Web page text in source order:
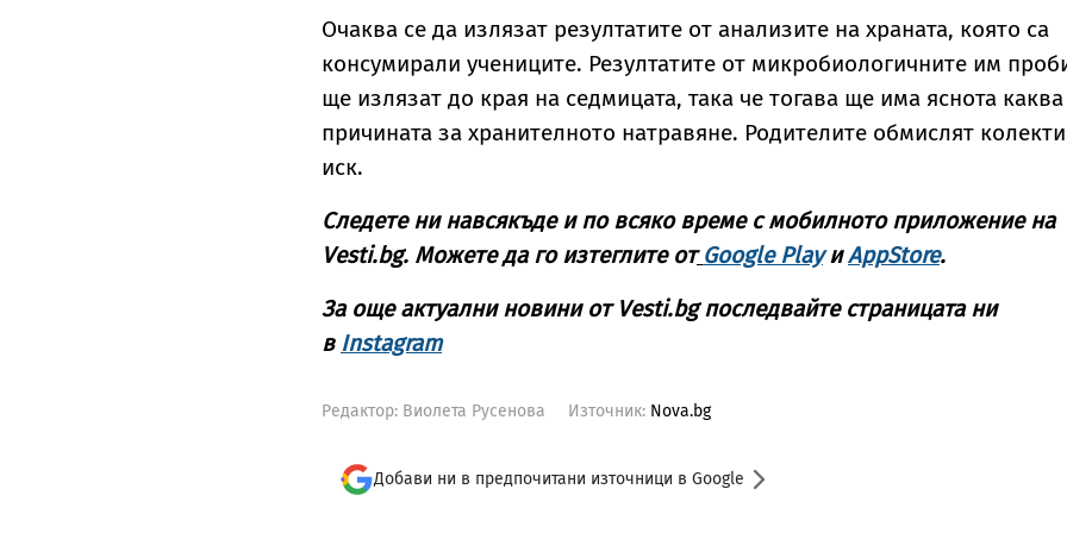
Очаква се да излязат резултатите от анализите на храната, която са
консумирали учениците. Резултатите от микробиологичните им
ще излязат до края на седмицата, така че тогава ще има яснота
причината за хранителното натравяне. Родителите обмислят
иск.
Следете ни навсякъде и по всяко време с мобилното приложение на
Vesti.bg. Можете да го изтеглите от Google PlayиAppStore.
За още актуални новини от Vesti.bg последвайте страницата ни
в Instagram
Редактор: Виолета Русенова Източник: Nova.bg
Добави ни в предпочитани източници в Google